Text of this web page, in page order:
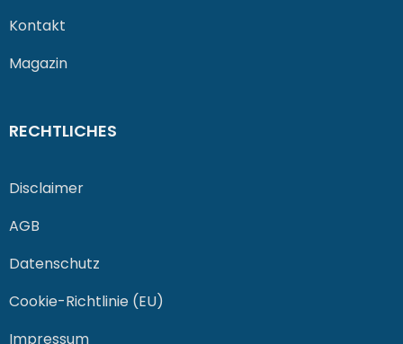
Kontakt
Magazin
RECHTLICHES
Disclaimer
AGB
Datenschutz
Cookie-Richtlinie (EU)
Impressum